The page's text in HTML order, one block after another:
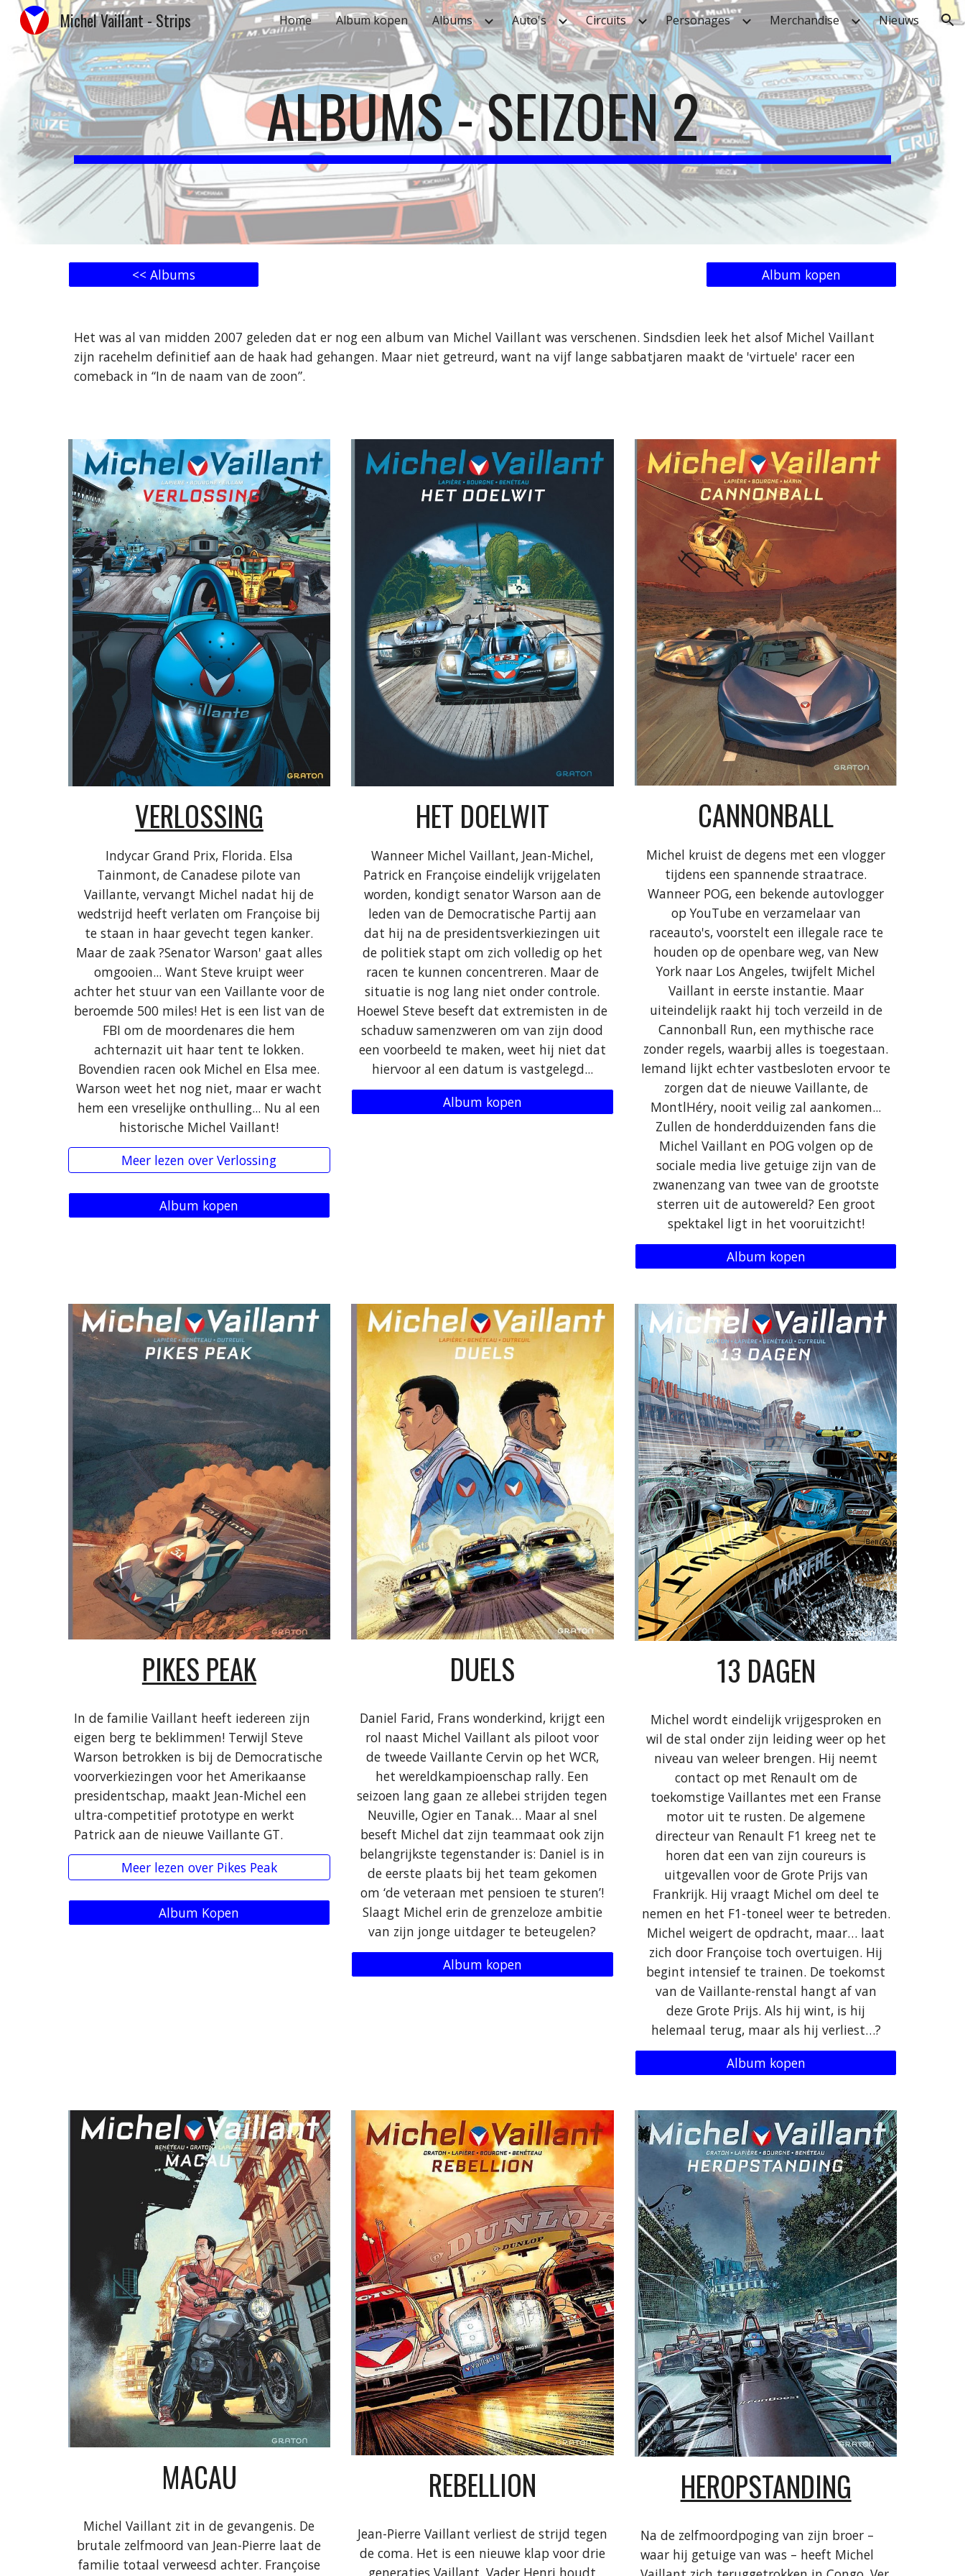
Skip to main content Skip to navigation
Michel Vaillant - Strips Home Album kopen Albums Auto's Circuits Personages Merchandise Nieuws
ALBUMS - SEIZOEN 2
<< Albums Album kopen
Het was al van midden 2007 geleden dat er nog een album van Michel Vaillant was verschenen. Sindsdien leek het alsof Michel Vaillant
zijn racehelm definitief aan de haak had gehangen. Maar niet getreurd, want na vijf lange sabbatjaren maakt de 'virtuele' racer een
comeback in “In de naam van de zoon”.
VERLOSSING
Indycar Grand Prix, Florida. Elsa
Tainmont, de Canadese pilote van
Vaillante, vervangt Michel nadat hij de
wedstrijd heeft verlaten om Françoise bij
te staan in haar gevecht tegen kanker.
Maar de zaak ?Senator Warson' gaat alles
omgooien... Want Steve kruipt weer
achter het stuur van een Vaillante voor de
beroemde 500 miles! Het is een list van de
FBI om de moordenares die hem
achternazit uit haar tent te lokken.
Bovendien racen ook Michel en Elsa mee.
Warson weet het nog niet, maar er wacht
hem een vreselijke onthulling... Nu al een
historische Michel Vaillant!
Meer lezen over Verlossing
Album kopen
HET DOELWIT
Wanneer Michel Vaillant, Jean-Michel,
Patrick en Françoise eindelijk vrijgelaten
worden, kondigt senator Warson aan de
leden van de Democratische Partij aan
dat hij na de presidentsverkiezingen uit
de politiek stapt om zich volledig op het
racen te kunnen concentreren. Maar de
situatie is nog lang niet onder controle.
Hoewel Steve beseft dat extremisten in de
schaduw samenzweren om van zijn dood
een voorbeeld te maken, weet hij niet dat
hiervoor al een datum is vastgelegd...
Album kopen
CANNONBALL
Michel kruist de degens met een vlogger
tijdens een spannende straatrace.
Wanneer POG, een bekende autovlogger
op YouTube en verzamelaar van
raceauto's, voorstelt een illegale race te
houden op de openbare weg, van New
York naar Los Angeles, twijfelt Michel
Vaillant in eerste instantie. Maar
uiteindelijk raakt hij toch verzeild in de
Cannonball Run, een mythische race
zonder regels, waarbij alles is toegestaan.
Iemand lijkt echter vastbesloten ervoor te
zorgen dat de nieuwe Vaillante, de
MontlHéry, nooit veilig zal aankomen...
Zullen de honderdduizenden fans die
Michel Vaillant en POG volgen op de
sociale media live getuige zijn van de
zwanenzang van twee van de grootste
sterren uit de autowereld? Een groot
spektakel ligt in het vooruitzicht!
Album kopen
PIKES PEAK
In de familie Vaillant heeft iedereen zijn
eigen berg te beklimmen! Terwijl Steve
Warson betrokken is bij de Democratische
voorverkiezingen voor het Amerikaanse
presidentschap, maakt Jean-Michel een
ultra-competitief prototype en werkt
Patrick aan de nieuwe Vaillante GT.
Meer lezen over Pikes Peak
Album Kopen
DUELS
Daniel Farid, Frans wonderkind, krijgt een
rol naast Michel Vaillant als piloot voor
de tweede Vaillante Cervin op het WCR,
het wereldkampioenschap rally. Een
seizoen lang gaan ze allebei strijden tegen
Neuville, Ogier en Tanak… Maar al snel
beseft Michel dat zijn teammaat ook zijn
belangrijkste tegenstander is: Daniel is in
de eerste plaats bij het team gekomen
om ‘de veteraan met pensioen te sturen’!
Slaagt Michel erin de grenzeloze ambitie
van zijn jonge uitdager te beteugelen?
Album kopen
13 DAGEN
Michel wordt eindelijk vrijgesproken en
wil de stal onder zijn leiding weer op het
niveau van weleer brengen. Hij neemt
contact op met Renault om de
toekomstige Vaillantes met een Franse
motor uit te rusten. De algemene
directeur van Renault F1 kreeg net te
horen dat een van zijn coureurs is
uitgevallen voor de Grote Prijs van
Frankrijk. Hij vraagt Michel om deel te
nemen en het F1-toneel weer te betreden.
Michel weigert de opdracht, maar… laat
zich door Françoise toch overtuigen. Hij
begint intensief te trainen. De toekomst
van de Vaillante-renstal hangt af van
deze Grote Prijs. Als hij wint, is hij
helemaal terug, maar als hij verliest…?
Album kopen
MACAU
Michel Vaillant zit in de gevangenis. De
brutale zelfmoord van Jean-Pierre laat de
familie totaal verweesd achter. Françoise
REBELLION
Jean-Pierre Vaillant verliest de strijd tegen
de coma. Het is een nieuwe klap voor drie
generaties Vaillant Vader Henri houdt
HEROPSTANDING
Na de zelfmoordpoging van zijn broer –
waar hij getuige van was – heeft Michel